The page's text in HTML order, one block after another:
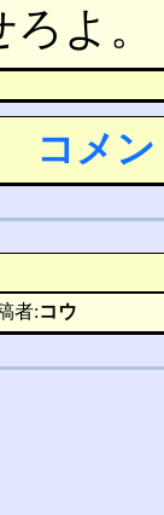
よ。
コメ
者:コウ